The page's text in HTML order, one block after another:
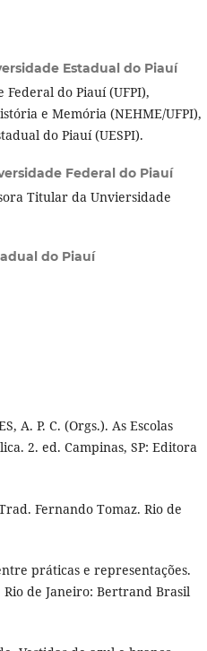
Estadual do Piauí
do Piauí (UFPI),
e Memória (NEHME/UFPI),
do Piauí (UESPI).
Federal do Piauí
Titular da Unviersidade
do Piauí
A. P. C. (Orgs.). As Escolas
2. ed. Campinas, SP: Editora
Fernando Tomaz. Rio de
práticas e representações.
de Janeiro: Bertrand Brasil